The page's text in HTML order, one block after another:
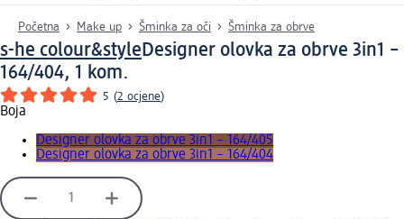
Početna Make up Šminka za oči Šminka za obrve
s-he colour&styleDesigner olovka za obrve 3in1 –
164/404, 1 kom.
5 (2 ocjene)
Boja
Designer olovka za obrve 3in1 – 164/405
Designer olovka za obrve 3in1 – 164/404